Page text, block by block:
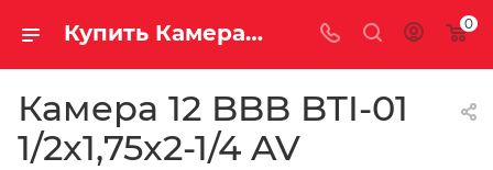
Купить Камера 12 BBB BTI-01 1/2x1,75x2-1/4 AV за рублей, а со скидкой 0
Камера 12 BBB BTI-01
1/2x1,75x2-1/4 AV